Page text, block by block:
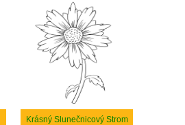
Krásný Slunečnicový Strom